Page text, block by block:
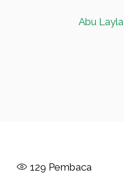
Abu Layla
129 Pembaca